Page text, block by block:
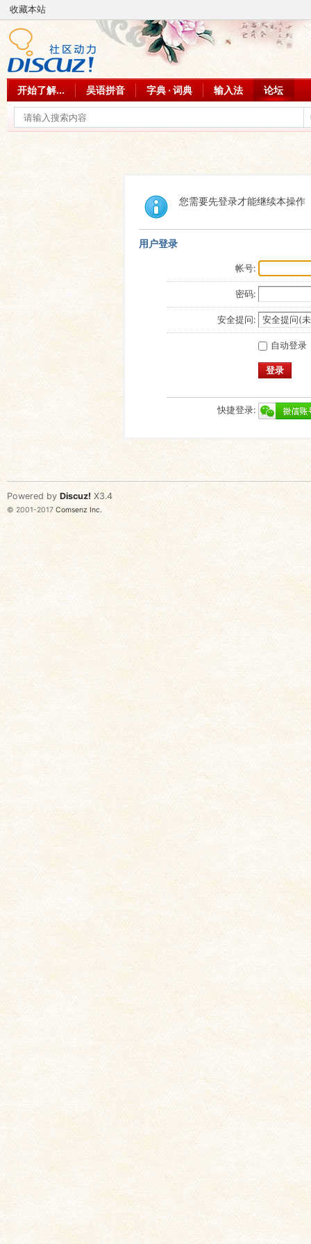
收藏本站
开始了解... 吴语拼音 字典 · 词典 输入法 论坛
您需要先登录才能继续本操作
用户登录
帐号:
密码:
安全提问:
自动登录
登录
快捷登录:
Powered by Discuz! X3.4
© 2001-2017 Comsenz Inc.